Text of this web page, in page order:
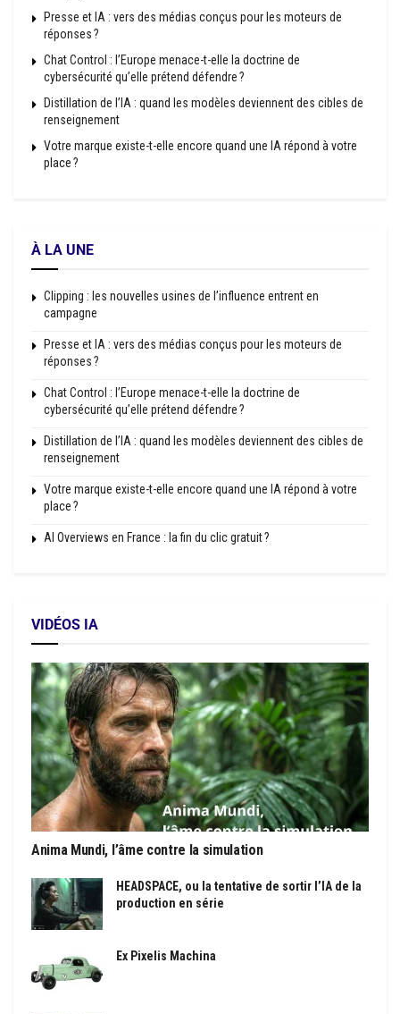
Presse et IA : vers des médias conçus pour les moteurs de
réponses ?
Chat Control : l’Europe menace-t-elle la doctrine de
cybersécurité qu’elle prétend défendre ?
Distillation de l’IA : quand les modèles deviennent des cibles de
renseignement
Votre marque existe-t-elle encore quand une IA répond à votre
place ?
À LA UNE
Clipping : les nouvelles usines de l’influence entrent en
campagne
Presse et IA : vers des médias conçus pour les moteurs de
réponses ?
Chat Control : l’Europe menace-t-elle la doctrine de
cybersécurité qu’elle prétend défendre ?
Distillation de l’IA : quand les modèles deviennent des cibles de
renseignement
Votre marque existe-t-elle encore quand une IA répond à votre
place ?
AI Overviews en France : la fin du clic gratuit ?
VIDÉOS IA
Anima Mundi, l’âme contre la simulation
HEADSPACE, ou la tentative de sortir l’IA de la
production en série
Ex Pixelis Machina